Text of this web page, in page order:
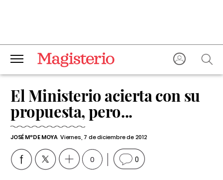
El Ministerio acierta con su
propuesta, pero...
JOSÉ Mª DE MOYA Viernes, 7 de diciembre de 2012
0 0